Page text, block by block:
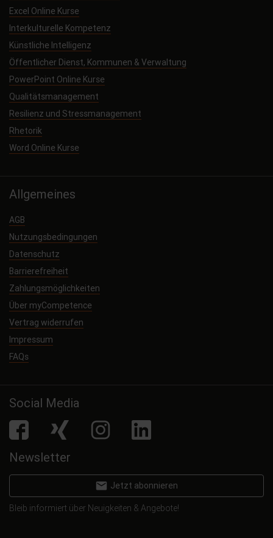
Excel Online Kurse
Interkulturelle Kompetenz
Künstliche Intelligenz
Öffentlicher Dienst, Kommunen & Verwaltung
PowerPoint Online Kurse
Qualitätsmanagement
Resilienz und Stressmanagement
Rhetorik
Word Online Kurse
Allgemeines
AGB
Nutzungsbedingungen
Datenschutz
Barrierefreiheit
Zahlungsmöglichkeiten
Über myCompetence
Vertrag widerrufen
Impressum
FAQs
Social Media
facebook Xing Instagram LinkedIn
Newsletter
email Jetzt abonnieren
Bleib informiert über Neuigkeiten & Angebote!